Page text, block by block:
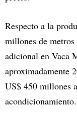
Respecto a la
millones de
adicional en Vaca
aproximadamente
US$ 450 millones
acondicionamiento.